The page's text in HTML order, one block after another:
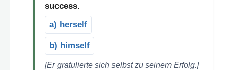
success.
a) herself
b) himself
[Er gratulierte sich selbst zu seinem Erfolg.]